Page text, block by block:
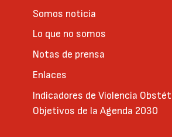
Somos noticia
Lo que no somos
Notas de prensa
Enlaces
Indicadores de Violencia
Objetivos de la Agenda 2030